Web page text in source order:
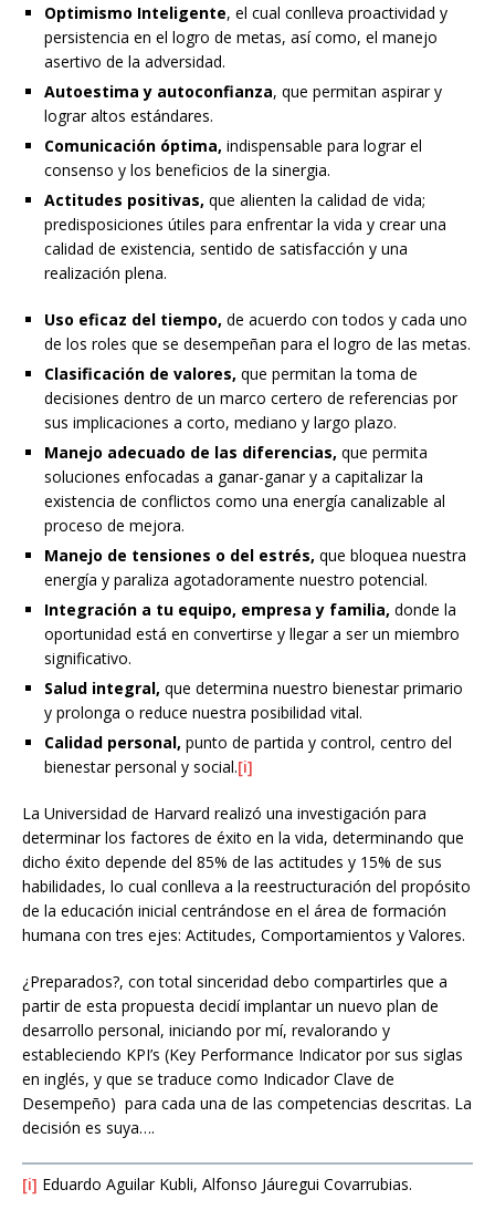
Optimismo Inteligente, el cual conlleva proactividad y
persistencia en el logro de metas, así como, el manejo
asertivo de la adversidad.
Autoestima y autoconfianza, que permitan aspirar y
lograr altos estándares.
Comunicación óptima, indispensable para lograr el
consenso y los beneficios de la sinergia.
Actitudes positivas, que alienten la calidad de vida;
predisposiciones útiles para enfrentar la vida y crear una
calidad de existencia, sentido de satisfacción y una
realización plena.
Uso eficaz del tiempo, de acuerdo con todos y cada uno
de los roles que se desempeñan para el logro de las metas.
Clasificación de valores, que permitan la toma de
decisiones dentro de un marco certero de referencias por
sus implicaciones a corto, mediano y largo plazo.
Manejo adecuado de las diferencias, que permita
soluciones enfocadas a ganar-ganar y a capitalizar la
existencia de conflictos como una energía canalizable al
proceso de mejora.
Manejo de tensiones o del estrés, que bloquea nuestra
energía y paraliza agotadoramente nuestro potencial.
Integración a tu equipo, empresa y familia, donde la
oportunidad está en convertirse y llegar a ser un miembro
significativo.
Salud integral, que determina nuestro bienestar primario
y prolonga o reduce nuestra posibilidad vital.
Calidad personal, punto de partida y control, centro del
bienestar personal y social.[i]
La Universidad de Harvard realizó una investigación para
determinar los factores de éxito en la vida, determinando que
dicho éxito depende del 85% de las actitudes y 15% de sus
habilidades, lo cual conlleva a la reestructuración del propósito
de la educación inicial centrándose en el área de formación
humana con tres ejes: Actitudes, Comportamientos y Valores.
¿Preparados?, con total sinceridad debo compartirles que a
partir de esta propuesta decidí implantar un nuevo plan de
desarrollo personal, iniciando por mí, revalorando y
estableciendo KPI’s (Key Performance Indicator por sus siglas
en inglés, y que se traduce como Indicador Clave de
Desempeño) para cada una de las competencias descritas. La
decisión es suya….
[i] Eduardo Aguilar Kubli, Alfonso Jáuregui Covarrubias.